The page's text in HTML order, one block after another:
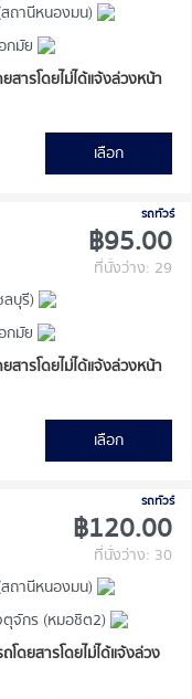
ถานีหนองมน)
กมัย
สารโดยไม่ได้แจ้งล่วงหน้า
เลือก
รถทัวร์
฿95.00
ที่นั่งว่าง: 29
บุรี)
กมัย
สารโดยไม่ได้แจ้งล่วงหน้า
เลือก
รถทัวร์
฿120.00
ที่นั่งว่าง: 30
ถานีหนองมน)
จักร (หมอชิต2)
ดยสารโดยไม่ได้แจ้งล่วง